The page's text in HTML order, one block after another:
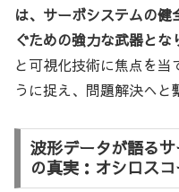
は、サーボシステムの
ぐための強力な武器とな
と可視化技術に焦点を当
うに捉え、問題解決へと
波形データが語る
の真実：オシロス